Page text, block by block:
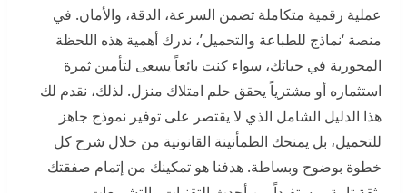
عملية رقمية متكاملة تضمن السرعة، الدقة، والأمان. في
منصة ‘نماذج للطباعة والتحميل’، ندرك أهمية هذه اللحظة
المحورية في حياتك، سواء كنت بائعاً يسعى لتأمين ثمرة
استثماره أو مشترياً يحقق حلم امتلاك منزل. لذلك، نقدم لك
هذا الدليل الشامل الذي لا يقتصر على توفير نموذج جاهز
للتحميل، بل يمنحك الطمأنينة القانونية من خلال شرح كل
خطوة بوضوح وبساطة. هدفنا هو تمكينك من إتمام صفقتك